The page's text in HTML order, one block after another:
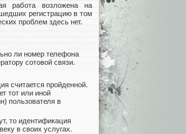
работа возложена на
регистрацию в том
проблем здесь нет.
ли номер телефона
сотовой связи.
считается пройденной.
тот или иной
пользователя в
то идентификация
в своих услугах.